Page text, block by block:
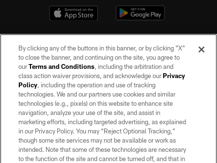
©2026 by the Las Vegas Raiders. All rights reserved. No portion of this site
may be reproduced without the express written permission of the Las Vegas
Raiders.
PRIVACY POLICY
TERMS OF SERVICE
ACCESSIBILITY
By clicking any of the buttons in this banner, or by clicking "X"
to close the banner, and continuing on the site, you agree to
ourTerms and Conditions, including the arbitration and
class action waiver provisions, and acknowledge ourPrivacy
Policy, including the operation and use of tracking
technologies. We and our partners use cookies and similar
technologies (e.g., pixels) on this website to enhance site
navigation, analyze your use of the site, and assist in
marketing efforts, including targeted advertising, as explained
in our Privacy Policy. You may “Reject Optional Tracking,”
though some site services may not be available or work as
intended. Note that some of these technologies are necessary
to the function of the site and cannot be turned off, and that in